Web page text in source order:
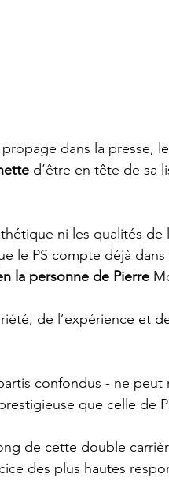
dans la presse, le
d’être en tête de sa
ni les qualités de
le PS compte déjà dans
la personne de Pierre
de l’expérience et
confondus - ne peut
que celle de
de cette double
des plus hautes